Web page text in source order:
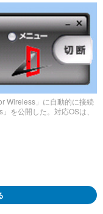
Wireless」に自動的に接続
を公開した。対応OSは、